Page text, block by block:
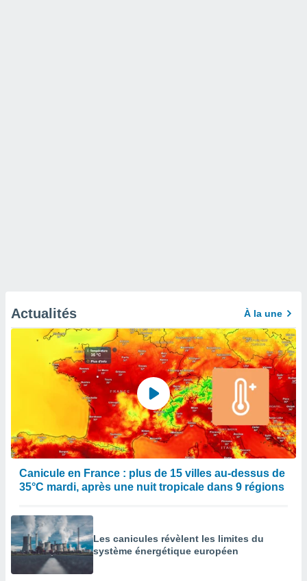
Actualités À la une
Canicule en France : plus de 15 villes au-dessus de
35°C mardi, après une nuit tropicale dans 9 régions
Les canicules révèlent les limites du
système énergétique européen